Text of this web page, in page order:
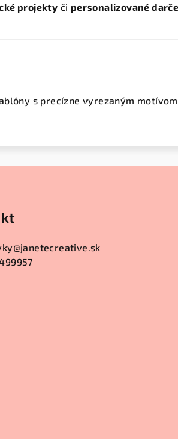
projekty či personalizované
s precízne vyrezaným
@janetecreative.sk